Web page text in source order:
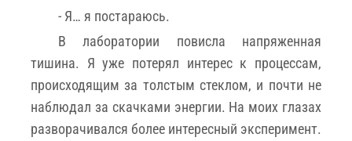
- Я… я постараюсь.
В лаборатории повисла напряженная
тишина. Я уже потерял интерес к процессам,
происходящим за толстым стеклом, и почти не
наблюдал за скачками энергии. На моих глазах
разворачивался более интересный эксперимент.